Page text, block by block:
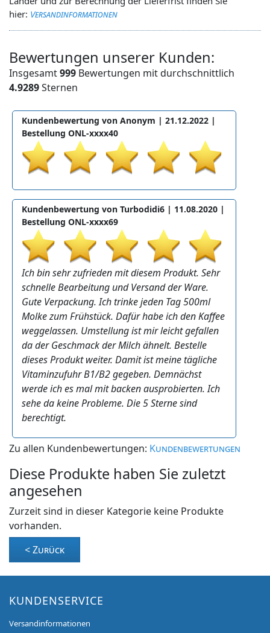
hier: Versandinformationen
Bewertungen unserer Kunden:
Insgesamt999 Bewertungen mit durchschnittlich
4.9289Sternen
Kundenbewertung von Anonym | 21.12.2022 |
Bestellung ONL-xxxx40
Kundenbewertung von Turbodidi6 | 11.08.2020 |
Bestellung ONL-xxxx69
Ich bin sehr zufrieden mit diesem Produkt. Sehr
schnelle Bearbeitung und Versand der Ware.
Gute Verpackung. Ich trinke jeden Tag 500ml
Molke zum Frühstück. Dafür habe ich den Kaffee
weggelassen. Umstellung ist mir leicht gefallen
da der Geschmack der Milch ähnelt. Bestelle
dieses Produkt weiter. Damit ist meine tägliche
Vitaminzufuhr B1/B2 gegeben. Demnächst
werde ich es mal mit backen ausprobierten. Ich
sehe da keine Probleme. Die 5 Sterne sind
berechtigt.
Zu allen Kundenbewertungen: Kundenbewertungen
Diese Produkte haben Sie zuletzt
angesehen
Zurzeit sind in dieser Kategorie keine Produkte
vorhanden.
< Zurück
KUNDENSERVICE
Versandinformationen